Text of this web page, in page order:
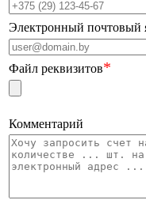
Электронный почтовый
Файл реквизитов*
Комментарий